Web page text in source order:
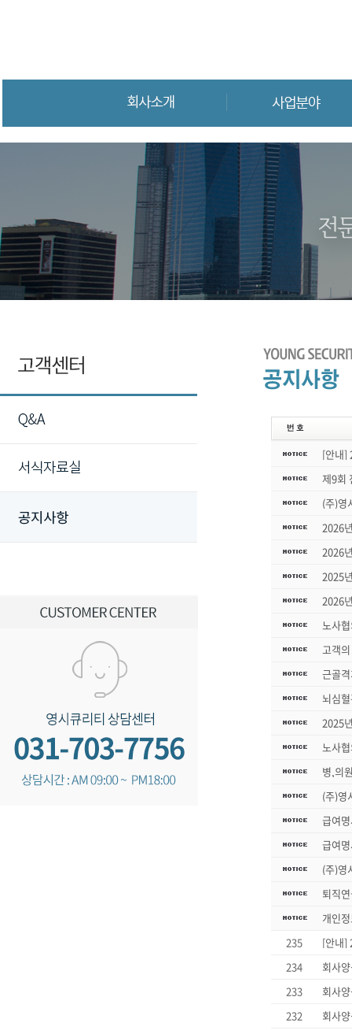
[안내]
제9회
(주)영
2026
2026
2025
2026
노사
고객
근골
뇌심
2025
노사
병,의
(주)영
급여
급여
(주)영
퇴직
개인
235
[안내]
234
회사
233
회사
232
회사